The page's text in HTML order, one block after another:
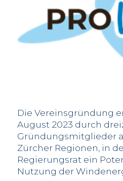
Die Vereinsgründung
August 2023 durch
Gründungsmitglieder
Zürcher Regionen, in
Regierungsrat ein
Nutzung der